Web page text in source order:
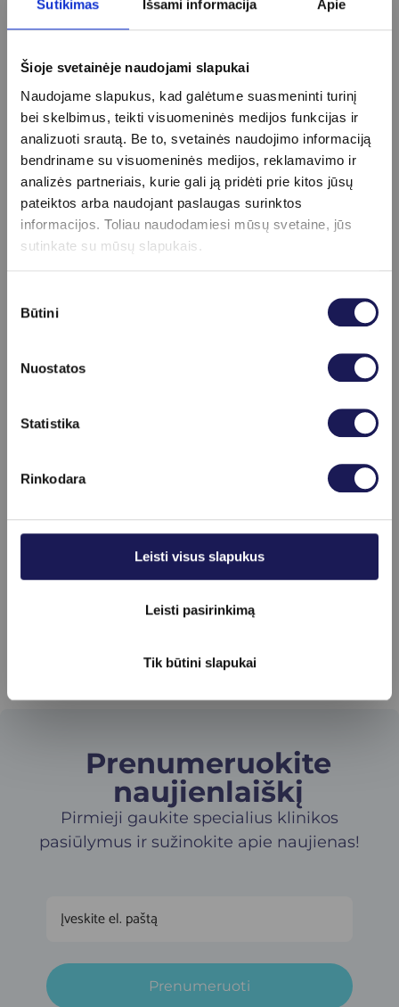
Sutikimas Išsami informacija Apie
Šioje svetainėje naudojami slapukai
Naudojame slapukus, kad galėtume suasmeninti turinį
bei skelbimus, teikti visuomeninės medijos funkcijas ir
analizuoti srautą. Be to, svetainės naudojimo informaciją
bendriname su visuomeninės medijos, reklamavimo ir
analizės partneriais, kurie gali ją pridėti prie kitos jūsų
pateiktos arba naudojant paslaugas surinktos
informacijos. Toliau naudodamiesi mūsų svetaine, jūs
sutinkate su mūsų slapukais.
pasirinkimas
Būtini
Nuostatos
Statistika
Rinkodara
Leisti visus slapukus
Leisti pasirinkimą
Tik būtini slapukai
Daugiau informacijos
Prenumeruokite
naujienlaiškį​
Pirmieji gaukite specialius klinikos
pasiūlymus ir sužinokite apie naujienas!
Prenumeruoti